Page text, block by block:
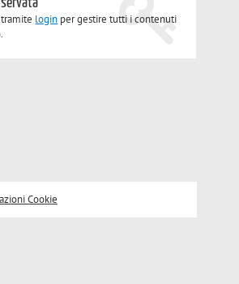
login per gestire tutti i contenuti
Cookie